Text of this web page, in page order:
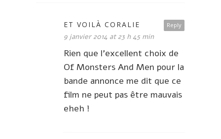
Reply
ET VOILÀ CORALIE
9 janvier 2014 at 23 h 45 min
Rien que l’excellent choix de
Of Monsters And Men pour la
bande annonce me dit que ce
film ne peut pas être mauvais
eheh !